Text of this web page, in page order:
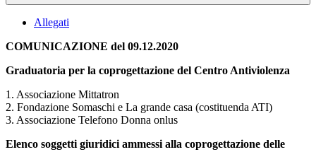
Allegati
COMUNICAZIONE del 09.12.2020
Graduatoria per la coprogettazione del Centro Antiviolenza
1. Associazione Mittatron
2. Fondazione Somaschi e La grande casa (costituenda ATI)
3. Associazione Telefono Donna onlus
Elenco soggetti giuridici ammessi alla coprogettazione delle